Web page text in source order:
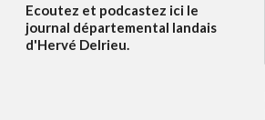
Ecoutez et podcastez ici le
journal départemental landais
d'Hervé Delrieu.